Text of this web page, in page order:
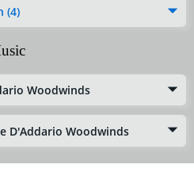
(4)
Woodwinds
D'Addario Woodwinds